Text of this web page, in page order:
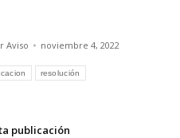
Aviso noviembre 4, 2022
resolución
publicación